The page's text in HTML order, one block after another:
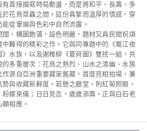
直接描寫時局動盪，而是將和平、長壽、多
花鳥草蟲之間。這份真摯而溫厚的情感，穿
從筆端與色彩中自然流露。
闊，構圖飽滿，設色明麗，題材又具民間祝頌
中難得的精彩之作。它與同專題中的《蜀江夜
水族，以及謝稚柳《夏荷圖》雙挖一組，共
的多重層次：花鳥之熱烈、山水之清幽、水族
作源自亞洲重要藏家舊藏，首度亮相拍場，兼
與收藏新鮮度。若懸之廳堂，則紅菊照眼，
蝶來儀；日日見吉，歲歲添壽，正與白石老
相應。